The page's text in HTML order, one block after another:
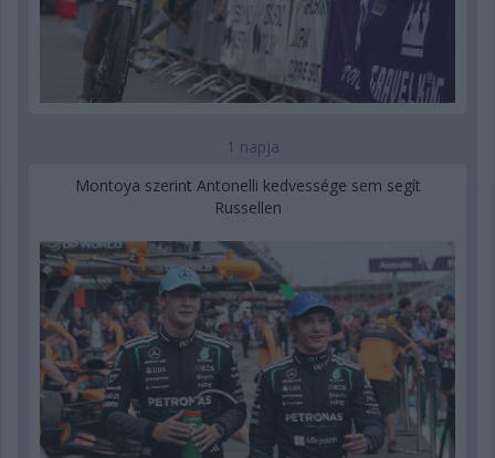
1 napja
Montoya szerint Antonelli kedvessége sem segít
Russellen